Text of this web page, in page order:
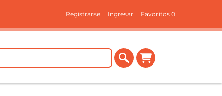
Registrarse Ingresar Favoritos 0